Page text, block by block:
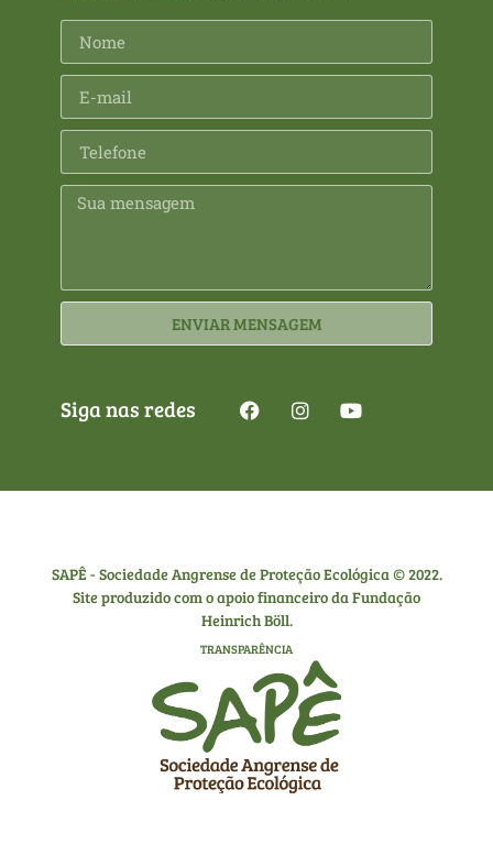
ENVIAR MENSAGEM
Siga nas redes
SAPÊ - Sociedade Angrense de Proteção Ecológica © 2022.
Site produzido com o apoio financeiro da Fundação
Heinrich Böll.
TRANSPARÊNCIA